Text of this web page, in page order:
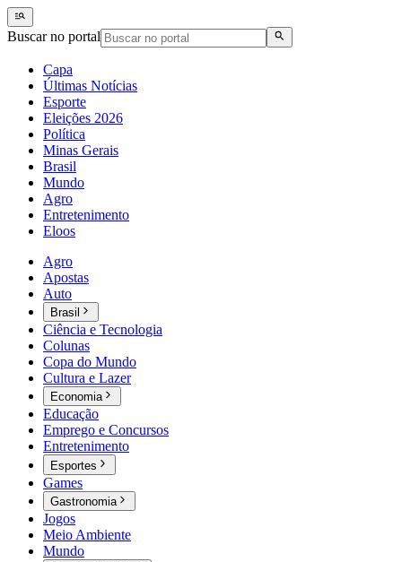
Buscar no portal
Capa
Últimas Notícias
Esporte
Eleições 2026
Política
Minas Gerais
Brasil
Mundo
Agro
Entretenimento
Eloos
Agro
Apostas
Auto
Brasil
Ciência e Tecnologia
Colunas
Copa do Mundo
Cultura e Lazer
Economia
Educação
Emprego e Concursos
Entretenimento
Esportes
Games
Gastronomia
Jogos
Meio Ambiente
Mundo